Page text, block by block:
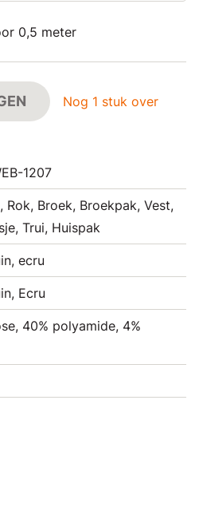
0,5 meter
Nog 1 stuk over
1207
Rok, Broek, Broekpak, Vest,
Trui, Huispak
ecru
Ecru
40% polyamide, 4%